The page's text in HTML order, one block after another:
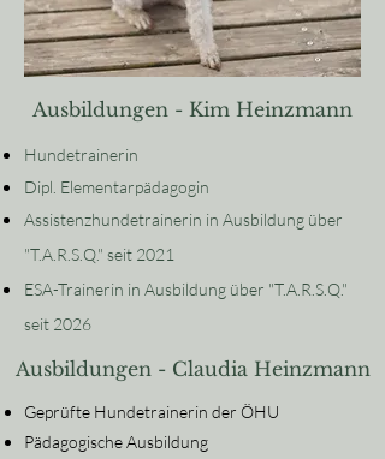
Ausbildungen - Kim Heinzmann
Hundetrainerin
Dipl. Elementarpädagogin
Assistenzhundetrainerin in Ausbildung über
"T.A.R.S.Q." seit 2021
ESA-Trainerin in Ausbildung über "T.A.R.S.Q."
seit 2026
Ausbildungen - Claudia Heinzmann
Geprüfte Hundetrainerin der ÖHU
Pädagogische Ausbildung